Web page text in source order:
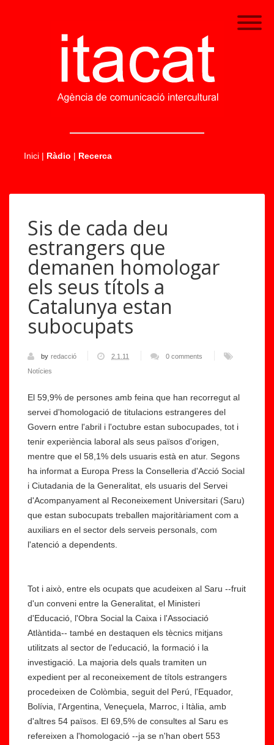
Inici | Ràdio | Recerca
Sis de cada deu
estrangers que
demanen homologar
els seus títols a
Catalunya estan
subocupats
by redacció 2.1.11
0 comments
Notícies
El 59,9% de persones amb feina que han recorregut al
servei d'homologació de titulacions estrangeres del
Govern entre l'abril i l'octubre estan subocupades, tot i
tenir experiència laboral als seus països d'origen,
mentre que el 58,1% dels usuaris està en atur. Segons
ha informat a Europa Press la Conselleria d'Acció Social
i Ciutadania de la Generalitat, els usuaris del Servei
d'Acompanyament al Reconeixement Universitari (Saru)
que estan subocupats treballen majoritàriament com a
auxiliars en el sector dels serveis personals, com
l'atenció a dependents.
Tot i això, entre els ocupats que acudeixen al Saru --fruit
d'un conveni entre la Generalitat, el Ministeri
d'Educació, l'Obra Social la Caixa i l'Associació
Atlàntida-- també en destaquen els tècnics mitjans
utilitzats al sector de l'educació, la formació i la
investigació. La majoria dels quals tramiten un
expedient per al reconeixement de títols estrangers
procedeixen de Colòmbia, seguit del Perú, l'Equador,
Bolívia, l'Argentina, Veneçuela, Marroc, i Itàlia, amb
d'altres 54 països. El 69,5% de consultes al Saru es
refereixen a l'homologació --ja se n'han obert 553